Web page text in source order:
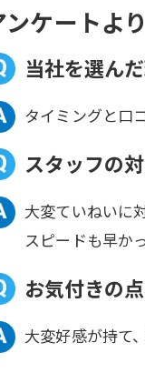
ンケートより
当社を選ん
タイミングと口
スタッフの
大変ていねいに
スピードも早か
お気付きの
大変好感が持て